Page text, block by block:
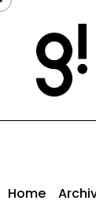
Home